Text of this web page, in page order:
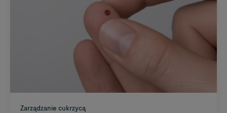
Zarządzanie cukrzycą